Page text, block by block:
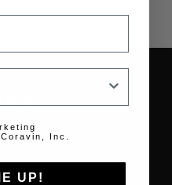
Inc.
UP!